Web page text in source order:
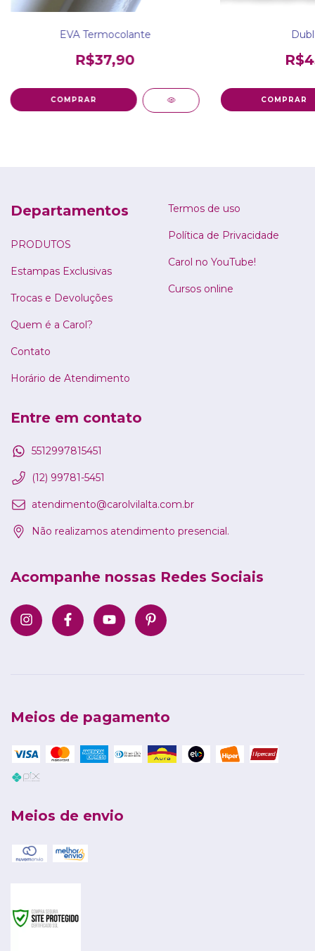
EVA Termocolante
R$37,90
Departamentos
PRODUTOS
Estampas Exclusivas
Trocas e Devoluções
Quem é a Carol?
Contato
Horário de Atendimento
Termos de uso
Política de Privacidade
Carol no YouTube!
Cursos online
Entre em contato
5512997815451
(12) 99781-5451
atendimento@carolvilalta.com.br
Não realizamos atendimento presencial.
Acompanhe nossas Redes Sociais
Meios de pagamento
Meios de envio